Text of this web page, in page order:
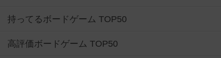
持ってるボードゲーム TOP50
高評価ボードゲーム TOP50